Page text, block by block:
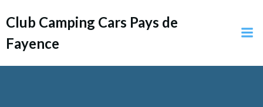
au
Club Camping Cars Pays de
Fayence